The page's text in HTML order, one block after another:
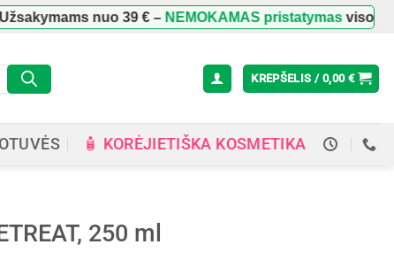
nuo39 €–NEMOKAMAS pristatymasvisoje
KREPŠELIS / 0,00 €
🧴 KORĖJIETIŠKA KOSMETIKA
250 ml